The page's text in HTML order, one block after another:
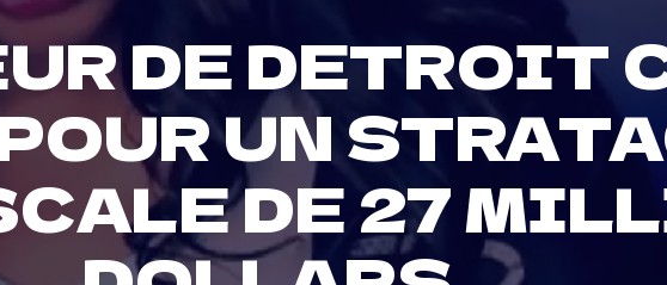
DE DETROIT
UN
DE 27